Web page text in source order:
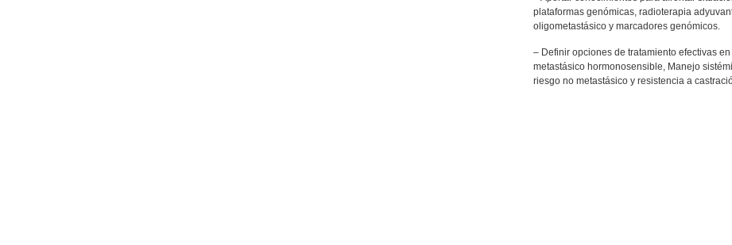
plataformas genómicas, radioterapia
oligometastásico y marcadores genómicos.
– Definir opciones de tratamiento efectivas
metastásico hormonosensible, Manejo
riesgo no metastásico y resistencia a